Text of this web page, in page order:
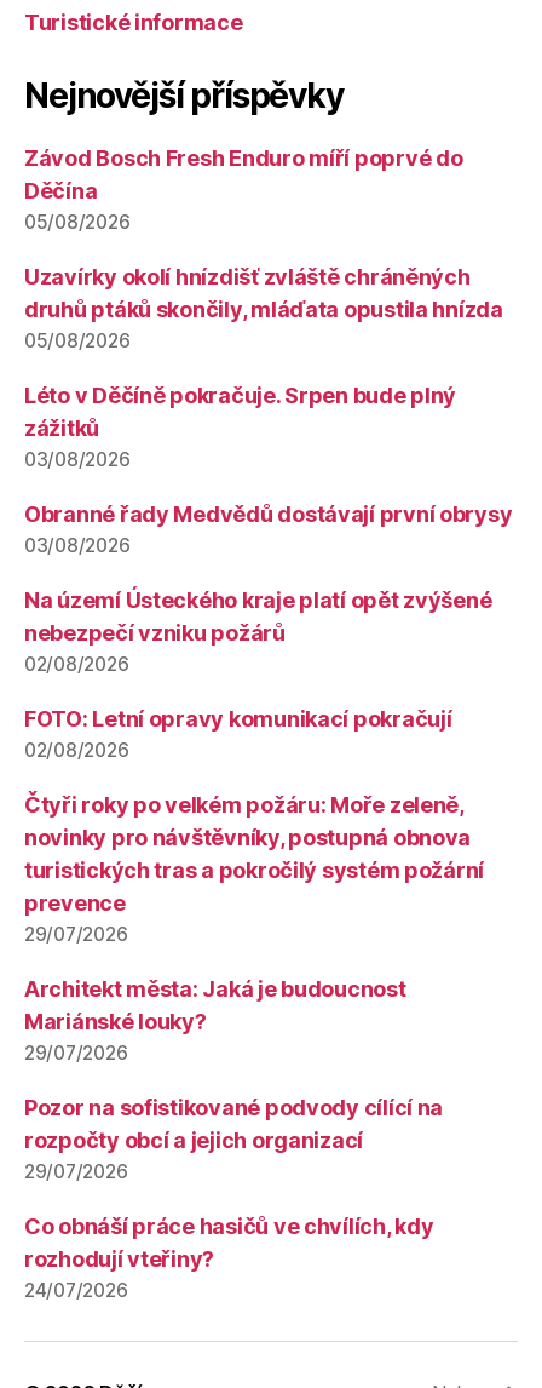
Turistické informace
Nejnovější příspěvky
Závod Bosch Fresh Enduro míří poprvé do
Děčína
05/08/2026
Uzavírky okolí hnízdišť zvláště chráněných
druhů ptáků skončily, mláďata opustila hnízda
05/08/2026
Léto v Děčíně pokračuje. Srpen bude plný
zážitků
03/08/2026
Obranné řady Medvědů dostávají první obrysy
03/08/2026
Na území Ústeckého kraje platí opět zvýšené
nebezpečí vzniku požárů
02/08/2026
FOTO: Letní opravy komunikací pokračují
02/08/2026
Čtyři roky po velkém požáru: Moře zeleně,
novinky pro návštěvníky, postupná obnova
turistických tras a pokročilý systém požární
prevence
29/07/2026
Architekt města: Jaká je budoucnost
Mariánské louky?
29/07/2026
Pozor na sofistikované podvody cílící na
rozpočty obcí a jejich organizací
29/07/2026
Co obnáší práce hasičů ve chvílích, kdy
rozhodují vteřiny?
24/07/2026